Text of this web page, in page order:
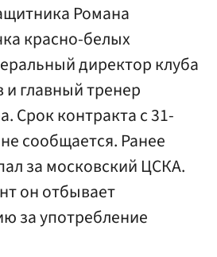
Романа
красно-белых
директор клуба
главный тренер
Срок контракта с 31-
сообщается. Ранее
за московский ЦСКА.
он отбывает
за употребление